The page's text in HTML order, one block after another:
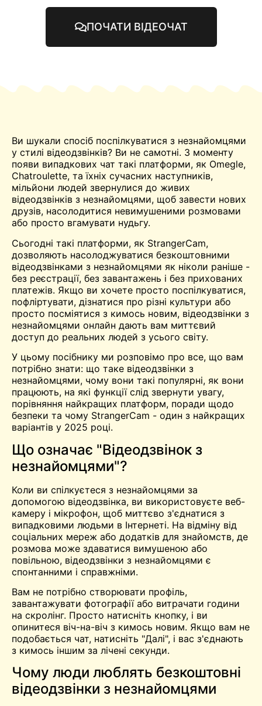
ПОЧАТИ ВІДЕОЧАТ
Ви шукали спосіб поспілкуватися з незнайомцями
у стилі відеодзвінків? Ви не самотні. З моменту
появи випадкових чат такі платформи, як Omegle,
Chatroulette, та їхніх сучасних наступників,
мільйони людей звернулися до живих
відеодзвінків з незнайомцями, щоб завести нових
друзів, насолодитися невимушеними розмовами
або просто вгамувати нудьгу.
Сьогодні такі платформи, як StrangerCam,
дозволяють насолоджуватися безкоштовними
відеодзвінками з незнайомцями як ніколи раніше -
без реєстрації, без завантажень і без прихованих
платежів. Якщо ви хочете просто поспілкуватися,
пофліртувати, дізнатися про різні культури або
просто посміятися з кимось новим, відеодзвінки з
незнайомцями онлайн дають вам миттєвий
доступ до реальних людей з усього світу.
У цьому посібнику ми розповімо про все, що вам
потрібно знати: що таке відеодзвінки з
незнайомцями, чому вони такі популярні, як вони
працюють, на які функції слід звернути увагу,
порівняння найкращих платформ, поради щодо
безпеки та чому StrangerCam - один з найкращих
варіантів у 2025 році.
Що означає "Відеодзвінок з
незнайомцями"?
Коли ви спілкуєтеся з незнайомцями за
допомогою відеодзвінка, ви використовуєте веб-
камеру і мікрофон, щоб миттєво з'єднатися з
випадковими людьми в Інтернеті. На відміну від
соціальних мереж або додатків для знайомств, де
розмова може здаватися вимушеною або
повільною, відеодзвінки з незнайомцями є
спонтанними і справжніми.
Вам не потрібно створювати профіль,
завантажувати фотографії або витрачати години
на скролінг. Просто натисніть кнопку, і ви
опинитеся віч-на-віч з кимось новим. Якщо вам не
подобається чат, натисніть "Далі", і вас з'єднають
з кимось іншим за лічені секунди.
Чому люди люблять безкоштовні
відеодзвінки з незнайомцями